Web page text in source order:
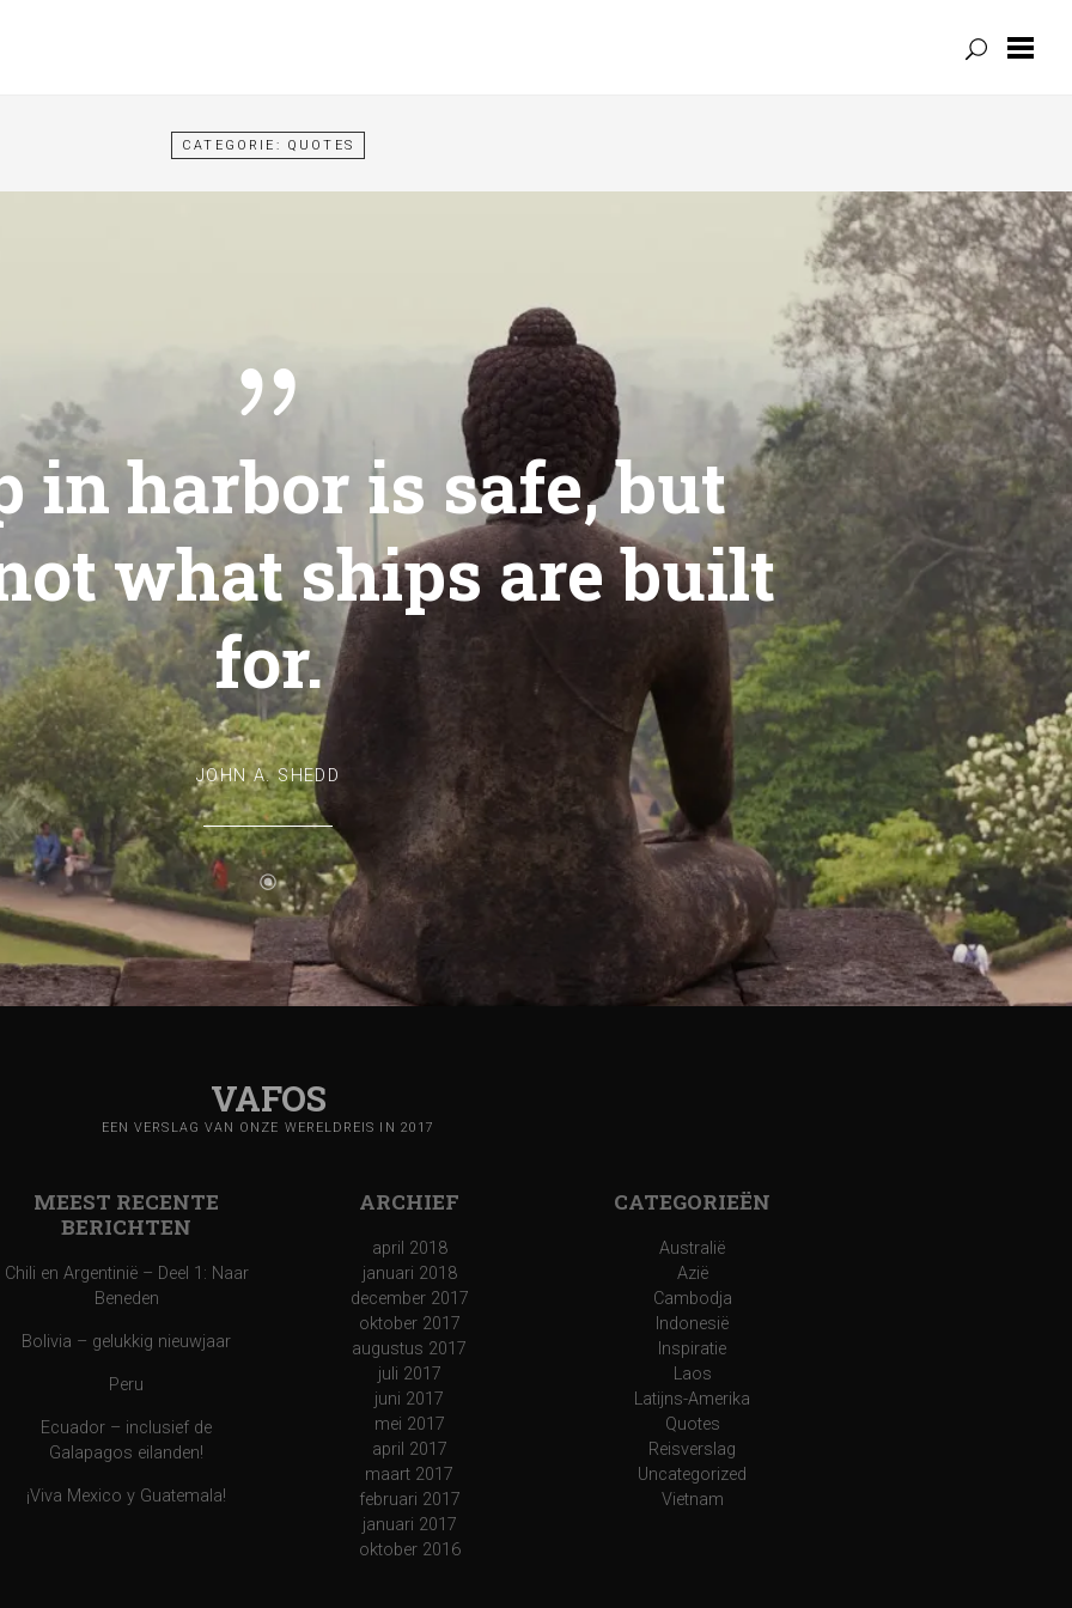
CATEGORIE: QUOTES
in harbor is safe, but
what ships are built
for.
JOHN A. SHEDD
VAFOS
EEN VERSLAG VAN ONZE WERELDREIS IN 2017
MEEST RECENTE
BERICHTEN
Chili en Argentinië – Deel 1: Naar
Beneden
Bolivia – gelukkig nieuwjaar
Peru
Ecuador – inclusief de
Galapagos eilanden!
¡Viva Mexico y Guatemala!
ARCHIEF
april 2018
januari 2018
december 2017
oktober 2017
augustus 2017
juli 2017
juni 2017
mei 2017
april 2017
maart 2017
februari 2017
januari 2017
oktober 2016
CATEGORIEËN
Australië
Azië
Cambodja
Indonesië
Inspiratie
Laos
Latijns-Amerika
Quotes
Reisverslag
Uncategorized
Vietnam